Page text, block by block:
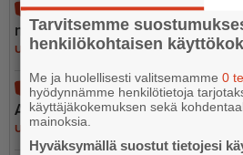
Moottoripyöräilijä
net­to­muudessa Sipoossa
UUTISET 5.8.2026 20.54
Café Silja Marie vaihtaa
Askolan SEO:lla loppuu
UUTISET 4.8.2026 6.30
Tarvitsemme
henkilökohtaisen
Me ja huolellisesti valitsemamme0
hyödynnämme henkilötietoja
käyttäjäkokemuksen sekä
mainoksia.
Hyväksymällä suostut tietojesi